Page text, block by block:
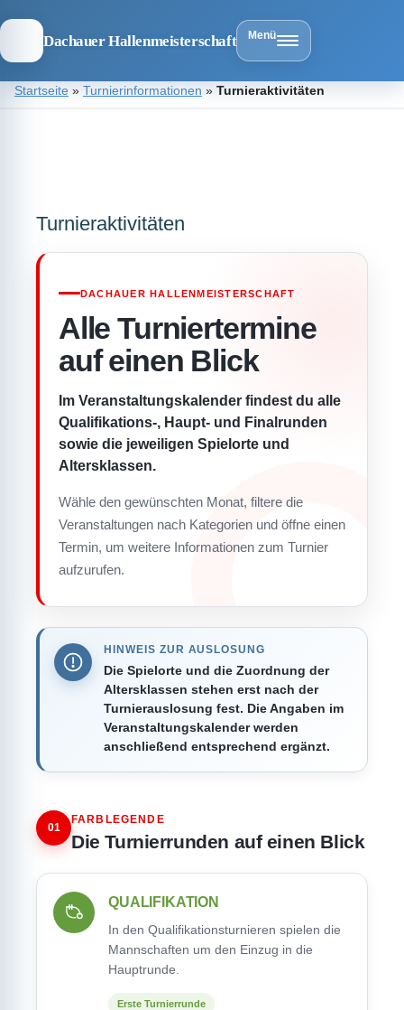
Dachauer Hallenmeisterschaft Menü
ZumStartseite » Turnierinformationen » Turnieraktivitäten
Turnieraktivitäten
DACHAUER HALLENMEISTERSCHAFT
Alle Turniertermine
auf einen Blick
Im Veranstaltungskalender findest du alle
Qualifikations-, Haupt- und Finalrunden
sowie die jeweiligen Spielorte und
Altersklassen.
Wähle den gewünschten Monat, filtere die
Veranstaltungen nach Kategorien und öffne einen
Termin, um weitere Informationen zum Turnier
aufzurufen.
HINWEIS ZUR AUSLOSUNG
Die Spielorte und die Zuordnung der
Altersklassen stehen erst nach der
Turnierauslosung fest. Die Angaben im
Veranstaltungskalender werden
anschließend entsprechend ergänzt.
01
FARBLEGENDE
Die Turnierrunden auf einen Blick
QUALIFIKATION
In den Qualifikationsturnieren spielen die
Mannschaften um den Einzug in die
Hauptrunde.
Erste Turnierrunde